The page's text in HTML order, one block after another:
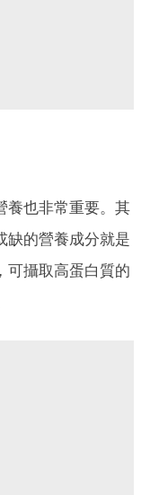
養也非常重要。其
缺的營養成分就是
可攝取高蛋白質的